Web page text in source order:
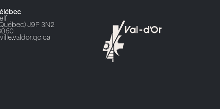
J9P 3N2